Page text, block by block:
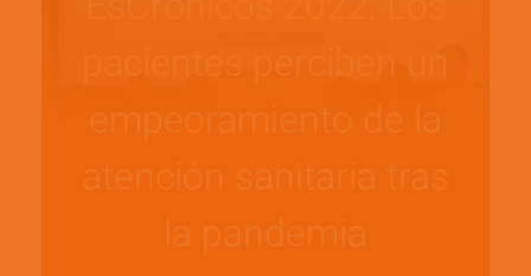
pacientes perciben un
empeoramiento de la
atención sanitaria tras
la pandemia